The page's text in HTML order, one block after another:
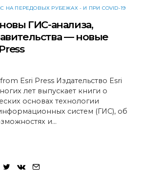
НА ПЕРЕДОВЫХ РУБЕЖАХ - И ПРИ COVID-19
ГИС-анализа,
— новые
Esri Press Издательство Esri
лет выпускает книги о
основах технологии
систем (ГИС), об
и…